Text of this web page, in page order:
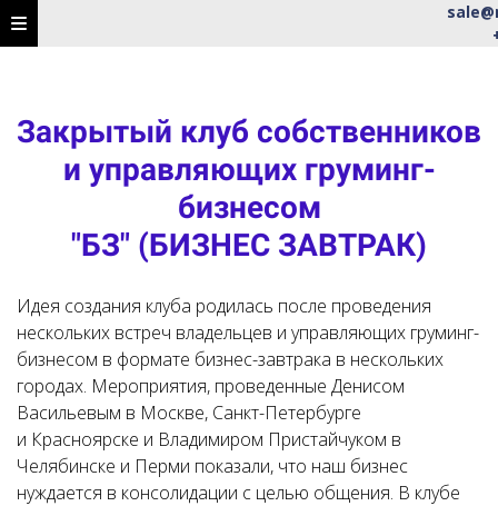
Закрытый клуб собственников
и управляющих груминг-
бизнесом
"БЗ" (БИЗНЕС ЗАВТРАК)
Идея создания клуба родилась после проведения
нескольких встреч владельцев и управляющих груминг-
бизнесом в формате бизнес-завтрака в нескольких
городах. Мероприятия, проведенные Денисом
Васильевым в Москве, Санкт-Петербурге
и Красноярске и Владимиром Пристайчуком в
Челябинске и Перми показали, что наш бизнес
нуждается в консолидации с целью общения. В клубе